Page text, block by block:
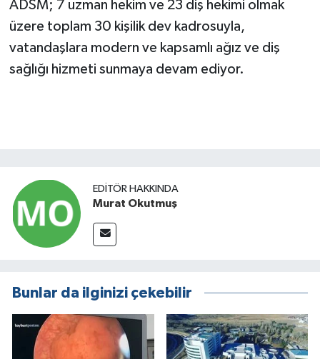
ADSM; 7 uzman hekim ve 23 diş hekimi olmak
üzere toplam 30 kişilik dev kadrosuyla,
vatandaşlara modern ve kapsamlı ağız ve diş
sağlığı hizmeti sunmaya devam ediyor.
EDITÖR HAKKINDA
Murat Okutmuş
Bunlar da ilginizi çekebilir